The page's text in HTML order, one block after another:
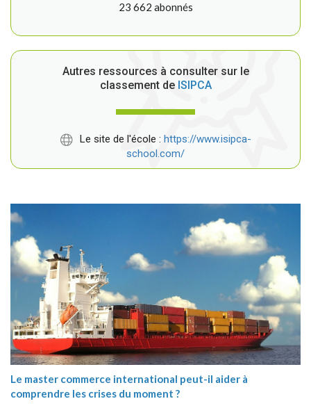
23 662 abonnés
Autres ressources à consulter sur le
classement deISIPCA
Le site de l'école : https://www.isipca-
school.com/
Le master commerce international peut-il aider à
comprendre les crises du moment ?